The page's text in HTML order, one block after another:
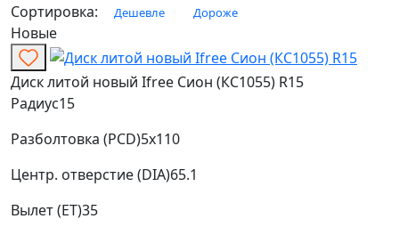
Сортировка:
Дешевле Дороже
Новые
Диск литой новый Ifree Сион (КС1055) R15
Радиус15
Разболтовка (PCD)5x110
Центр. отверстие (DIA)65.1
Вылет (ET)35